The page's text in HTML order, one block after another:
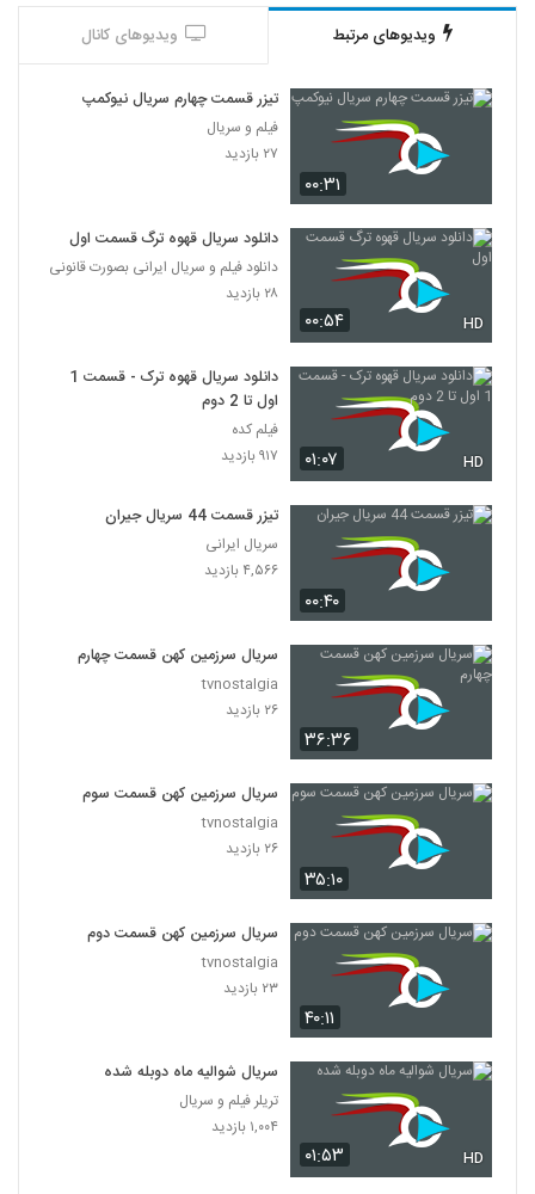
ویدیوهای مرتبط ویدیوهای کانال
۰۰:۳۱
تیزر قسمت چهارم سریال نیوکمپ
فیلم و سریال
۲۷ بازدید
۰۰:۵۴ HD
دانلود سریال قهوه ترگ قسمت اول
دانلود فیلم و سریال ایرانی بصورت قانونی
۲۸ بازدید
۰۱:۰۷ HD
دانلود سریال قهوه ترک - قسمت 1
اول تا 2 دوم
فیلم کده
۹۱۷ بازدید
۰۰:۴۰
تیزر قسمت 44 سریال جیران
سریال ایرانی
۴,۵۶۶ بازدید
۳۶:۳۶
سریال سرزمین کهن قسمت چهارم
tvnostalgia
۲۶ بازدید
۳۵:۱۰
سریال سرزمین کهن قسمت سوم
tvnostalgia
۲۶ بازدید
۴۰:۱۱
سریال سرزمین کهن قسمت دوم
tvnostalgia
۲۳ بازدید
۰۱:۵۳ HD
سریال شوالیه ماه دوبله شده
تریلر فیلم و سریال
۱,۰۰۴ بازدید